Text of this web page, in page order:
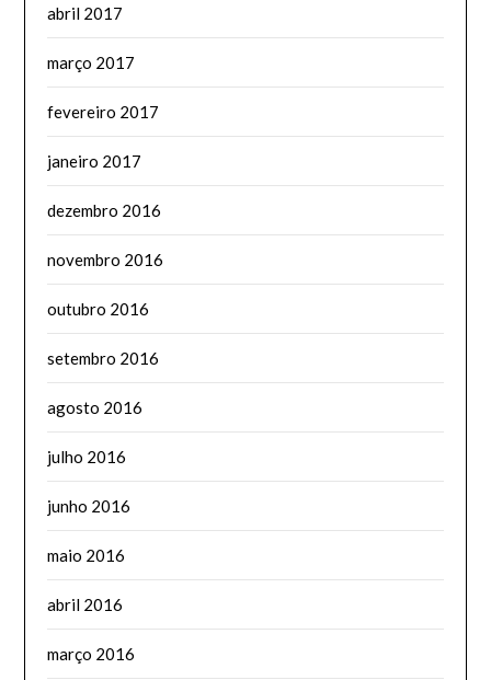
abril 2017
março 2017
fevereiro 2017
janeiro 2017
dezembro 2016
novembro 2016
outubro 2016
setembro 2016
agosto 2016
julho 2016
junho 2016
maio 2016
abril 2016
março 2016